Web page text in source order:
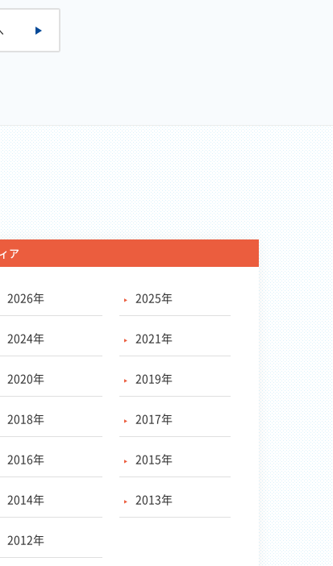
ア
2026年 2025年
2024年 2021年
2020年 2019年
2018年 2017年
2016年 2015年
2014年 2013年
2012年